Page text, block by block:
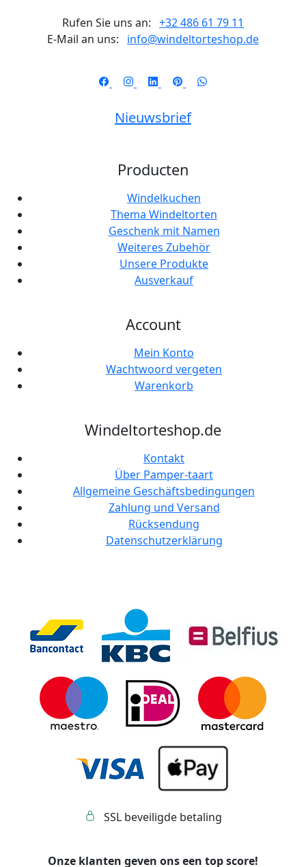
Rufen Sie uns an: +32 486 61 79 11
E-Mail an uns: info@windeltorteshop.de
Nieuwsbrief
Producten
Windelkuchen
Thema Windeltorten
Geschenk mit Namen
Weiteres Zubehör
Unsere Produkte
Ausverkauf
Account
Mein Konto
Wachtwoord vergeten
Warenkorb
Windeltorteshop.de
Kontakt
Über Pamper-taart
Allgemeine Geschäftsbedingungen
Zahlung und Versand
Rücksendung
Datenschutzerklärung
SSL beveiligde betaling
Onze klanten geven ons een top score!